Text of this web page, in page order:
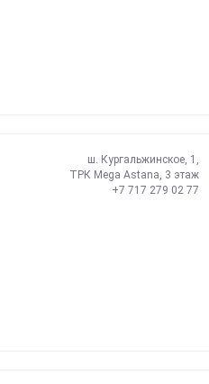
ш. Кургальжинское, 1,
ТРК Mega Astana, 3 этаж
+7 717 279 02 77